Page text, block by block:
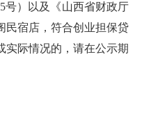
号）以及《山西省财政厅
民宿店，符合创业担保贷
实际情况的，请在公示期